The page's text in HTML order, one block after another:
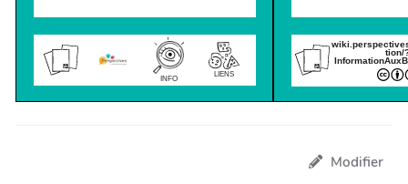
INFO
LIENS
tion/
Modifier